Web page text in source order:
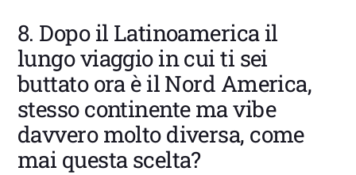
8. Dopo il Latinoamerica il
lungo viaggio in cui ti sei
buttato ora è il Nord America,
stesso continente ma vibe
davvero molto diversa, come
mai questa scelta?